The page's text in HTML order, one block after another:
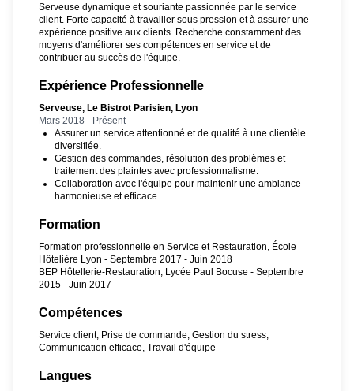
Serveuse dynamique et souriante passionnée par le service
client. Forte capacité à travailler sous pression et à assurer une
expérience positive aux clients. Recherche constamment des
moyens d'améliorer ses compétences en service et de
contribuer au succès de l'équipe.
Expérience Professionnelle
Serveuse, Le Bistrot Parisien, Lyon
Mars 2018 - Présent
Assurer un service attentionné et de qualité à une clientèle
diversifiée.
Gestion des commandes, résolution des problèmes et
traitement des plaintes avec professionnalisme.
Collaboration avec l'équipe pour maintenir une ambiance
harmonieuse et efficace.
Formation
Formation professionnelle en Service et Restauration, École
Hôtelière Lyon - Septembre 2017 - Juin 2018
BEP Hôtellerie-Restauration, Lycée Paul Bocuse - Septembre
2015 - Juin 2017
Compétences
Service client, Prise de commande, Gestion du stress,
Communication efficace, Travail d'équipe
Langues